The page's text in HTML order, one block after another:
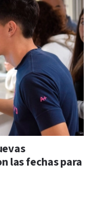
las fechas para